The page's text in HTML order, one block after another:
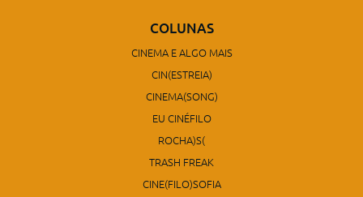
COLUNAS
CINEMA E ALGO MAIS
CIN(ESTREIA)
CINEMA(SONG)
EU CINÉFILO
ROCHA)S(
TRASH FREAK
CINE(FILO)SOFIA